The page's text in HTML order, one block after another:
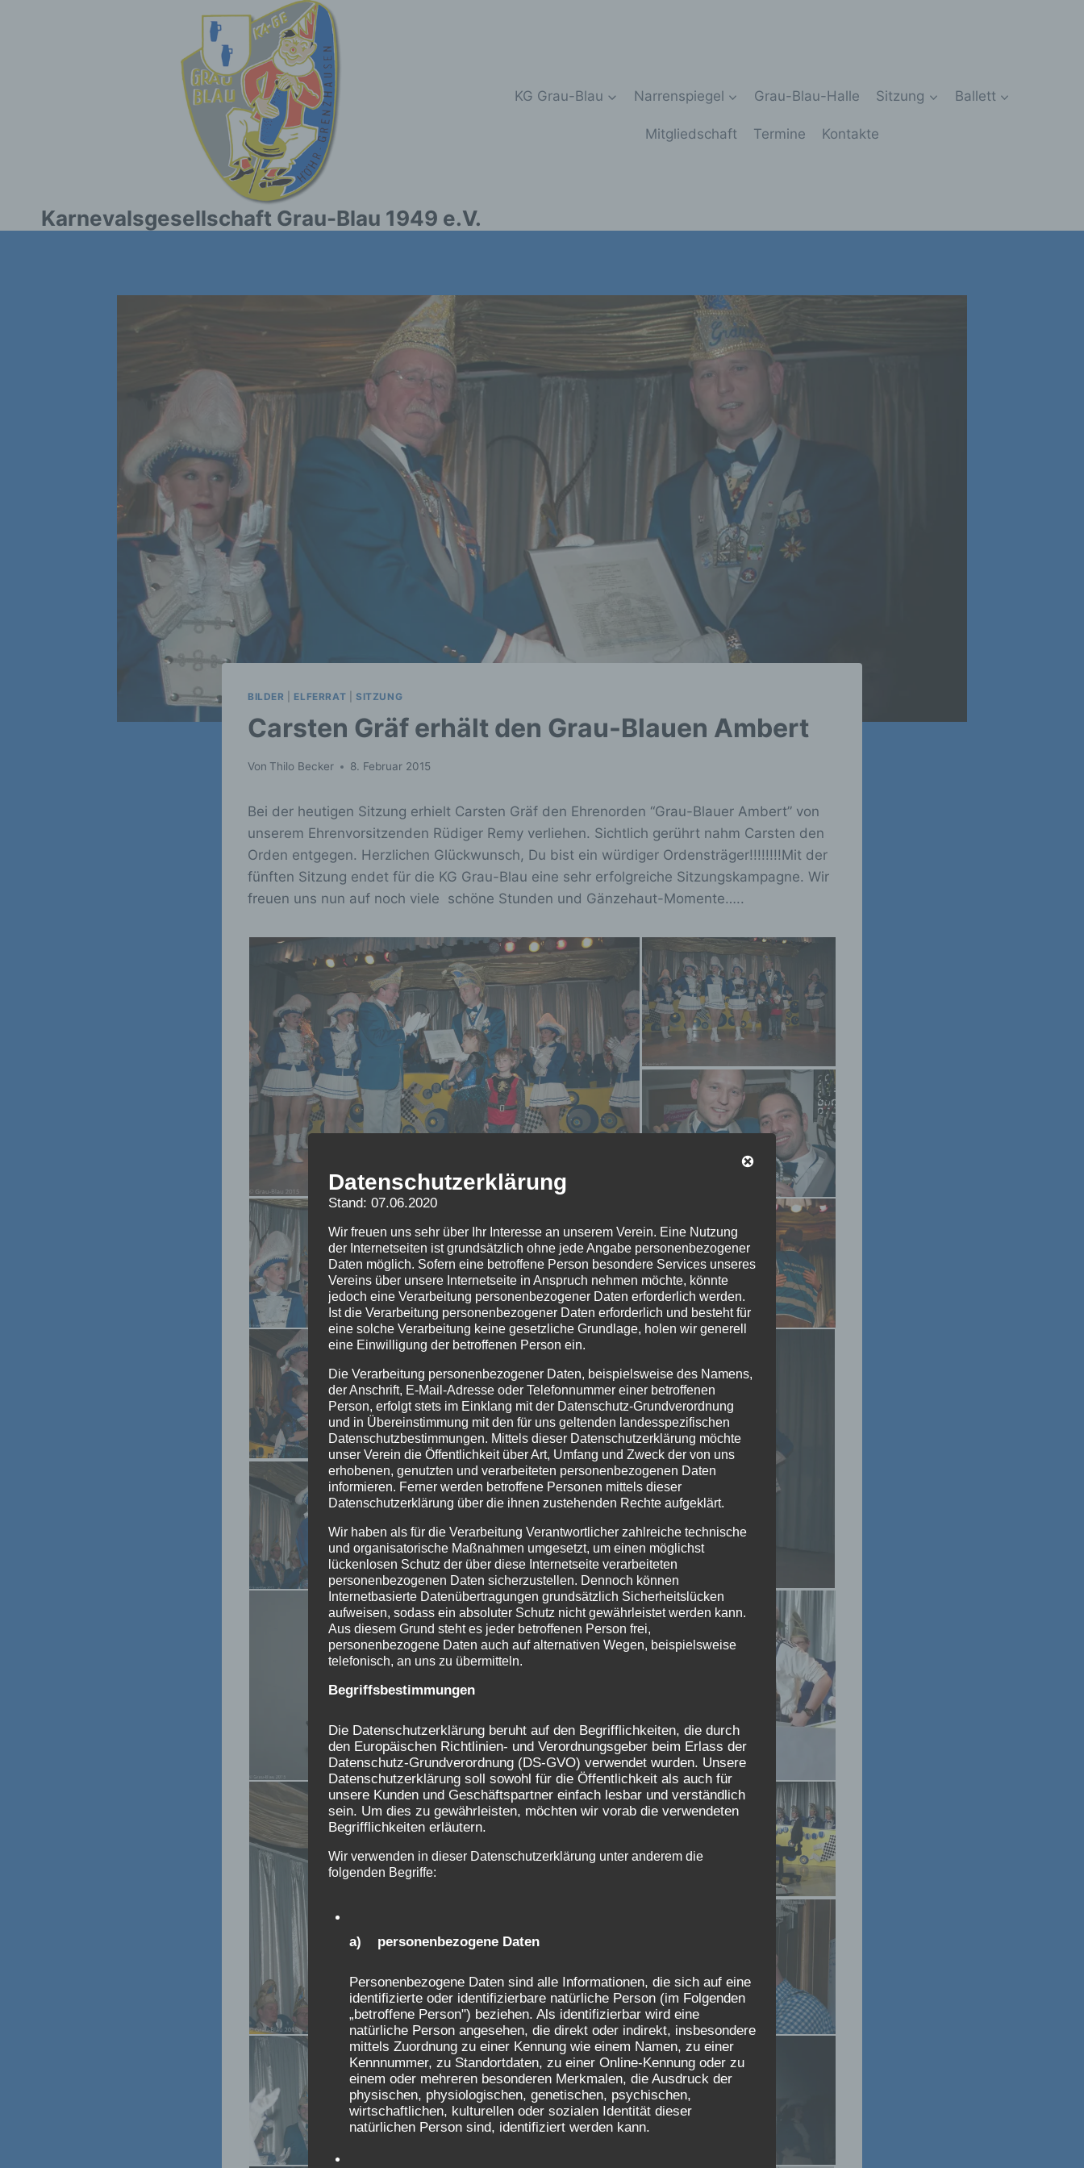
Karnevalsgesellschaft Grau-Blau 1949 e.V.
KG Grau-Blau Narrenspiegel Grau-Blau-Halle Sitzung Ballett
Mitgliedschaft Termine Kontakte
BILDER ELFERRAT SITZUNG
Carsten Gräf erhält den Grau-Blauen Ambert
Von Thilo Becker 8. Februar 2015
Bei der heutigen Sitzung erhielt Carsten Gräf den Ehrenorden “Grau-Blauer Ambert” von
unserem Ehrenvorsitzenden Rüdiger Remy verliehen. Sichtlich gerührt nahm Carsten den
Orden entgegen. Herzlichen Glückwunsch, Du bist ein würdiger Ordensträger!!!!!!!!Mit der
fünften Sitzung endet für die KG Grau-Blau eine sehr erfolgreiche Sitzungskampagne. Wir
freuen uns nun auf noch viele schöne Stunden und Gänzehaut-Momente…..
Datenschutzerklärung
Stand: 07.06.2020
Wir freuen uns sehr über Ihr Interesse an unserem Verein. Eine Nutzung
der Internetseiten ist grundsätzlich ohne jede Angabe personenbezogener
Daten möglich. Sofern eine betroffene Person besondere Services unseres
Vereins über unsere Internetseite in Anspruch nehmen möchte, könnte
jedoch eine Verarbeitung personenbezogener Daten erforderlich werden.
Ist die Verarbeitung personenbezogener Daten erforderlich und besteht für
eine solche Verarbeitung keine gesetzliche Grundlage, holen wir generell
eine Einwilligung der betroffenen Person ein.
Die Verarbeitung personenbezogener Daten, beispielsweise des Namens,
der Anschrift, E-Mail-Adresse oder Telefonnummer einer betroffenen
Person, erfolgt stets im Einklang mit der Datenschutz-Grundverordnung
und in Übereinstimmung mit den für uns geltenden landesspezifischen
Datenschutzbestimmungen. Mittels dieser Datenschutzerklärung möchte
unser Verein die Öffentlichkeit über Art, Umfang und Zweck der von uns
erhobenen, genutzten und verarbeiteten personenbezogenen Daten
informieren. Ferner werden betroffene Personen mittels dieser
Datenschutzerklärung über die ihnen zustehenden Rechte aufgeklärt.
Wir haben als für die Verarbeitung Verantwortlicher zahlreiche technische
und organisatorische Maßnahmen umgesetzt, um einen möglichst
lückenlosen Schutz der über diese Internetseite verarbeiteten
personenbezogenen Daten sicherzustellen. Dennoch können
Internetbasierte Datenübertragungen grundsätzlich Sicherheitslücken
aufweisen, sodass ein absoluter Schutz nicht gewährleistet werden kann.
Aus diesem Grund steht es jeder betroffenen Person frei,
personenbezogene Daten auch auf alternativen Wegen, beispielsweise
telefonisch, an uns zu übermitteln.
Begriffsbestimmungen
Die Datenschutzerklärung beruht auf den Begrifflichkeiten, die durch
den Europäischen Richtlinien- und Verordnungsgeber beim Erlass der
Datenschutz-Grundverordnung (DS-GVO) verwendet wurden. Unsere
Datenschutzerklärung soll sowohl für die Öffentlichkeit als auch für
unsere Kunden und Geschäftspartner einfach lesbar und verständlich
sein. Um dies zu gewährleisten, möchten wir vorab die verwendeten
Begrifflichkeiten erläutern.
Wir verwenden in dieser Datenschutzerklärung unter anderem die
folgenden Begriffe:
a) personenbezogene Daten
Personenbezogene Daten sind alle Informationen, die sich auf eine
identifizierte oder identifizierbare natürliche Person (im Folgenden
„betroffene Person") beziehen. Als identifizierbar wird eine
natürliche Person angesehen, die direkt oder indirekt, insbesondere
mittels Zuordnung zu einer Kennung wie einem Namen, zu einer
Kennnummer, zu Standortdaten, zu einer Online-Kennung oder zu
einem oder mehreren besonderen Merkmalen, die Ausdruck der
physischen, physiologischen, genetischen, psychischen,
wirtschaftlichen, kulturellen oder sozialen Identität dieser
natürlichen Person sind, identifiziert werden kann.